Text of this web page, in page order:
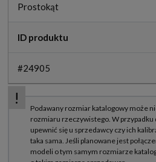
Prostokąt
ID produktu
#24905